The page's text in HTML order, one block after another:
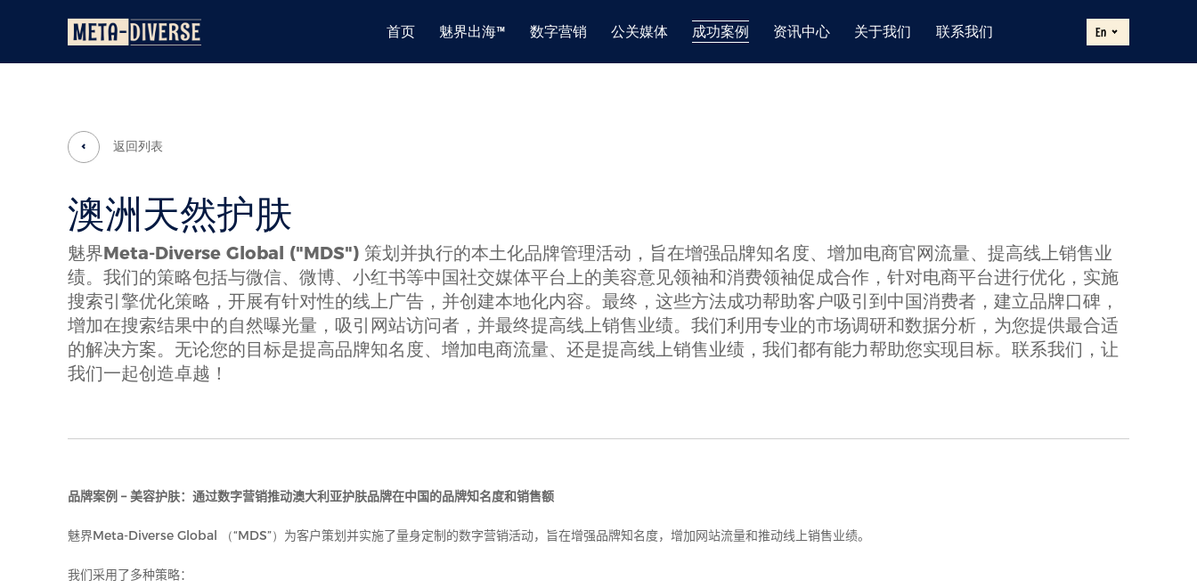
首页 魅界出海™ 数字营销 公关媒体 成功案例 资讯中心 关于我们 联系我们 En
返回列表
澳洲天然护肤
魅界Meta-Diverse Global ("MDS") 策划并执行的本土化品牌管理活动，旨在增强品牌知名度、增加电商官网流量、提高线上销售业
绩。我们的策略包括与微信、微博、小红书等中国社交媒体平台上的美容意见领袖和消费领袖促成合作，针对电商平台进行优化，实施
搜索引擎优化策略，开展有针对性的线上广告，并创建本地化内容。最终，这些方法成功帮助客户吸引到中国消费者，建立品牌口碑，
增加在搜索结果中的自然曝光量，吸引网站访问者，并最终提高线上销售业绩。我们利用专业的市场调研和数据分析，为您提供最合适
的解决方案。无论您的目标是提高品牌知名度、增加电商流量、还是提高线上销售业绩，我们都有能力帮助您实现目标。联系我们，让
我们一起创造卓越！
品牌案例 –美容护肤：通过数字营销推动澳大利亚护肤品牌在中国的品牌知名度和销售额
魅界Meta-Diverse Global （“MDS”） 为客户策划并实施了量身定制的数字营销活动，旨在增强品牌知名度，增加网站流量和推动线上销售业绩。
我们采用了多种策略：